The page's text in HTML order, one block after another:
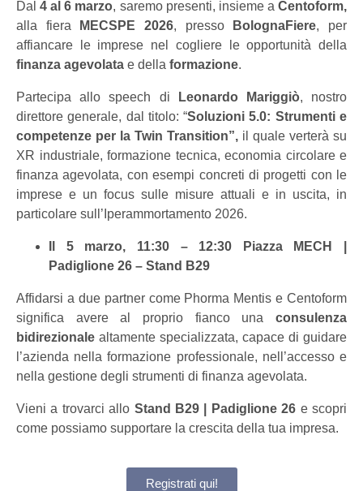
Dal4 al 6 marzo, saremo presenti, insieme aCentoform,
alla fiera
MECSPE 2026, presso BolognaFiere, per
affiancare le imprese nel cogliere le opportunità della
finanza agevolata e della formazione.
Partecipa allo speech di Leonardo Mariggiò, nostro
direttore generale, dal titolo: “Soluzioni 5.0: Strumenti e
competenze per la Twin Transition”, il quale verterà su
XR industriale, formazione tecnica, economia circolare e
finanza agevolata, con esempi concreti di progetti con le
imprese e un focus sulle misure attuali e in uscita, in
particolare sull’Iperammortamento 2026.
Il 5 marzo, 11:30 – 12:30 Piazza MECH |
Padiglione 26 – Stand B29
Affidarsi a due partner come Phorma Mentis e Centoform
significa avere al proprio fianco una consulenza
bidirezionale altamente specializzata, capace di guidare
l’azienda nella formazione professionale, nell’accesso e
nella gestione degli strumenti di finanza agevolata.
Vieni a trovarci allo Stand B29 | Padiglione 26 e scopri
come possiamo supportare la crescita della tua impresa.
Registrati qui!